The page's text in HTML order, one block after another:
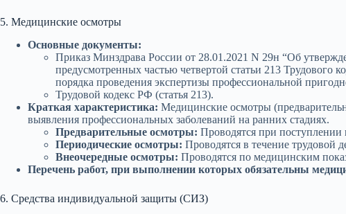
5. Медицинские осмотры
Основные документы:
Приказ Минздрава России от 28.01.2021 N 29н “Об
предусмотренных частью четвертой статьи 213 Трудового
порядка проведения экспертизы профессиональной
Трудовой кодекс РФ (статья 213).
Краткая характеристика: Медицинские осмотры
выявления профессиональных заболеваний на ранних стадиях.
Предварительные осмотры: Проводятся при поступлении
Периодические осмотры: Проводятся в течение трудовой
Внеочередные осмотры: Проводятся по медицинским
Перечень работ, при выполнении которых обязательны
6. Средства индивидуальной защиты (СИЗ)